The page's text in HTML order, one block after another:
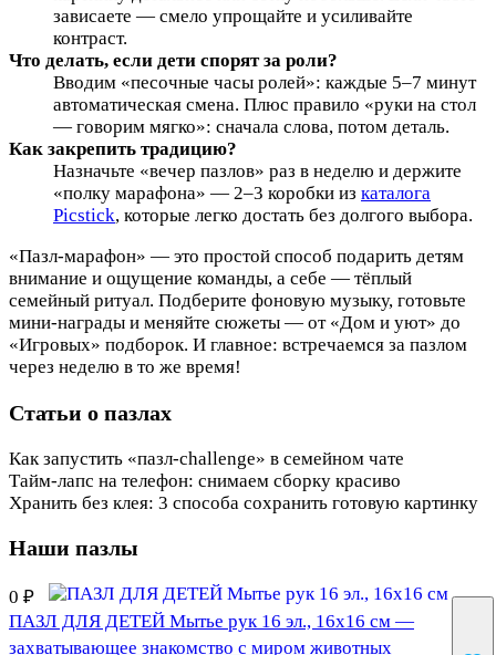
зависаете — смело упрощайте и усиливайте
контраст.
Что делать, если дети спорят за роли?
Вводим «песочные часы ролей»: каждые 5–7 минут
автоматическая смена. Плюс правило «руки на стол
— говорим мягко»: сначала слова, потом деталь.
Как закрепить традицию?
Назначьте «вечер пазлов» раз в неделю и держите
«полку марафона» — 2–3 коробки из каталога
Picstick, которые легко достать без долгого выбора.
«Пазл-марафон» — это простой способ подарить детям
внимание и ощущение команды, а себе — тёплый
семейный ритуал. Подберите фоновую музыку, готовьте
мини-награды и меняйте сюжеты — от «Дом и уют» до
«Игровых» подборок. И главное: встречаемся за пазлом
через неделю в то же время!
Статьи о пазлах
Домашние традиции и лайфхаки
Как запустить «пазл-challenge» в семейном чате
Домашние традиции и лайфхаки
Тайм‑лапс на телефон: снимаем сборку красиво
Хранить без клея: 3 способа сохранить готовую картинку
Наши пазлы
0 ₽
ПАЗЛ ДЛЯ ДЕТЕЙ Мытье рук 16 эл., 16х16 см —
захватывающее знакомство с миром животных